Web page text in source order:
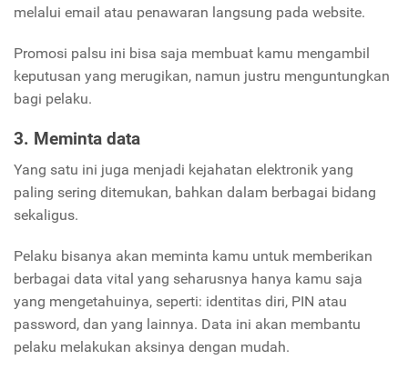
melalui email atau penawaran langsung pada website.
Promosi palsu ini bisa saja membuat kamu mengambil
keputusan yang merugikan, namun justru menguntungkan
bagi pelaku.
3. Meminta data
Yang satu ini juga menjadi kejahatan elektronik yang
paling sering ditemukan, bahkan dalam berbagai bidang
sekaligus.
Pelaku bisanya akan meminta kamu untuk memberikan
berbagai data vital yang seharusnya hanya kamu saja
yang mengetahuinya, seperti: identitas diri, PIN atau
password, dan yang lainnya. Data ini akan membantu
pelaku melakukan aksinya dengan mudah.